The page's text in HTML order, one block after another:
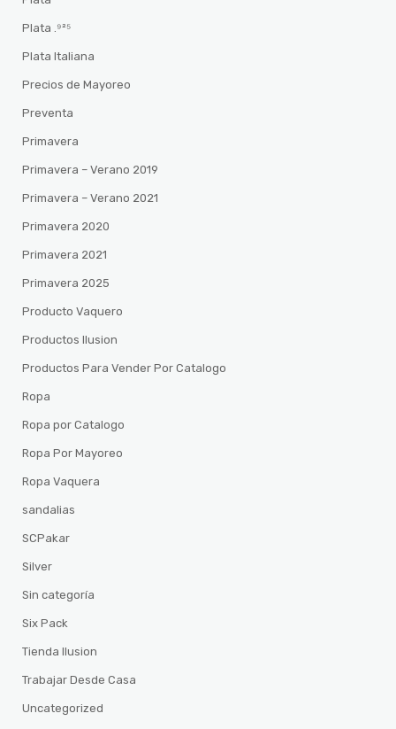
Plata .⁹²⁵
Plata Italiana
Precios de Mayoreo
Preventa
Primavera
Primavera – Verano 2019
Primavera – Verano 2021
Primavera 2020
Primavera 2021
Primavera 2025
Producto Vaquero
Productos Ilusion
Productos Para Vender Por Catalogo
Ropa
Ropa por Catalogo
Ropa Por Mayoreo
Ropa Vaquera
sandalias
SCPakar
Silver
Sin categoría
Six Pack
Tienda Ilusion
Trabajar Desde Casa
Uncategorized